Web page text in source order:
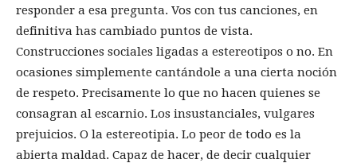
responder a esa pregunta. Vos con tus canciones, en
definitiva has cambiado puntos de vista.
Construcciones sociales ligadas a estereotipos o no. En
ocasiones simplemente cantándole a una cierta noción
de respeto. Precisamente lo que no hacen quienes se
consagran al escarnio. Los insustanciales, vulgares
prejuicios. O la estereotipia. Lo peor de todo es la
abierta maldad. Capaz de hacer, de decir cualquier